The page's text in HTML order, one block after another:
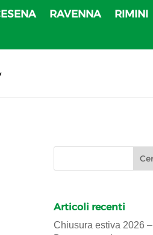
RAVENNA RIMINI
Articoli recenti
Chiusura estiva 2026 –